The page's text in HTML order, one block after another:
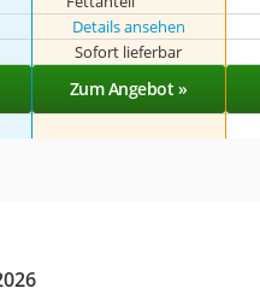
Details ansehen
Sofort lieferbar
Zum Angebot »